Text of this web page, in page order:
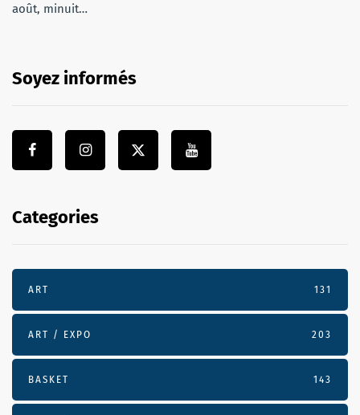
août, minuit…
Soyez informés
Categories
ART 131
ART / EXPO 203
BASKET 143